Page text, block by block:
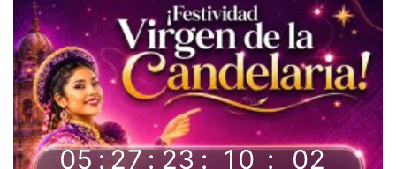
05:27:23: 10 : 02